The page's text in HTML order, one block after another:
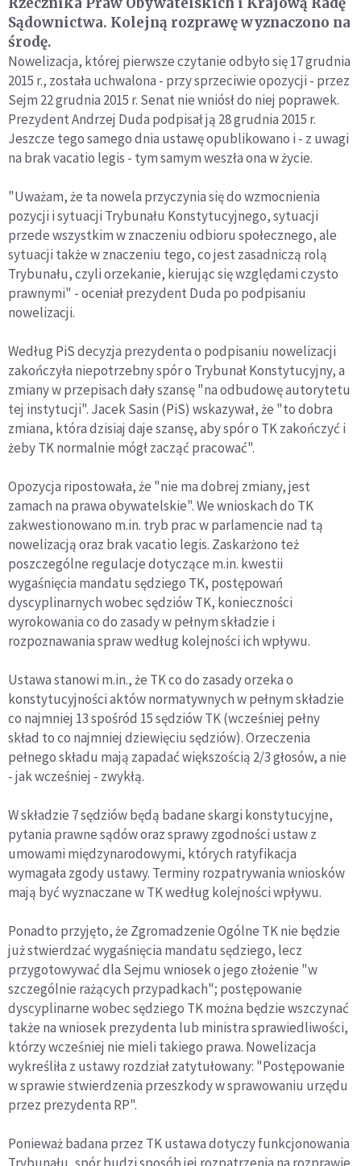
Sądownictwa. Kolejną rozprawę wyznaczono na
środę.
Nowelizacja, której pierwsze czytanie odbyło się 17 grudnia
2015 r., została uchwalona - przy sprzeciwie opozycji - przez
Sejm 22 grudnia 2015 r. Senat nie wniósł do niej poprawek.
Prezydent Andrzej Duda podpisał ją 28 grudnia 2015 r.
Jeszcze tego samego dnia ustawę opublikowano i - z uwagi
na brak vacatio legis - tym samym weszła ona w życie.
"Uważam, że ta nowela przyczynia się do wzmocnienia
pozycji i sytuacji Trybunału Konstytucyjnego, sytuacji
przede wszystkim w znaczeniu odbioru społecznego, ale
sytuacji także w znaczeniu tego, co jest zasadniczą rolą
Trybunału, czyli orzekanie, kierując się względami czysto
prawnymi" - oceniał prezydent Duda po podpisaniu
nowelizacji.
Według PiS decyzja prezydenta o podpisaniu nowelizacji
zakończyła niepotrzebny spór o Trybunał Konstytucyjny, a
zmiany w przepisach dały szansę "na odbudowę autorytetu
tej instytucji". Jacek Sasin (PiS) wskazywał, że "to dobra
zmiana, która dzisiaj daje szansę, aby spór o TK zakończyć i
żeby TK normalnie mógł zacząć pracować".
Opozycja ripostowała, że "nie ma dobrej zmiany, jest
zamach na prawa obywatelskie". We wnioskach do TK
zakwestionowano m.in. tryb prac w parlamencie nad tą
nowelizacją oraz brak vacatio legis. Zaskarżono też
poszczególne regulacje dotyczące m.in. kwestii
wygaśnięcia mandatu sędziego TK, postępowań
dyscyplinarnych wobec sędziów TK, konieczności
wyrokowania co do zasady w pełnym składzie i
rozpoznawania spraw według kolejności ich wpływu.
Ustawa stanowi m.in., że TK co do zasady orzeka o
konstytucyjności aktów normatywnych w pełnym składzie
co najmniej 13 spośród 15 sędziów TK (wcześniej pełny
skład to co najmniej dziewięciu sędziów). Orzeczenia
pełnego składu mają zapadać większością 2/3 głosów, a nie
- jak wcześniej - zwykłą.
W składzie 7 sędziów będą badane skargi konstytucyjne,
pytania prawne sądów oraz sprawy zgodności ustaw z
umowami międzynarodowymi, których ratyfikacja
wymagała zgody ustawy. Terminy rozpatrywania wniosków
mają być wyznaczane w TK według kolejności wpływu.
Ponadto przyjęto, że Zgromadzenie Ogólne TK nie będzie
już stwierdzać wygaśnięcia mandatu sędziego, lecz
przygotowywać dla Sejmu wniosek o jego złożenie "w
szczególnie rażących przypadkach"; postępowanie
dyscyplinarne wobec sędziego TK można będzie wszczynać
także na wniosek prezydenta lub ministra sprawiedliwości,
którzy wcześniej nie mieli takiego prawa. Nowelizacja
wykreśliła z ustawy rozdział zatytułowany: "Postępowanie
w sprawie stwierdzenia przeszkody w sprawowaniu urzędu
przez prezydenta RP".
Ponieważ badana przez TK ustawa dotyczy funkcjonowania